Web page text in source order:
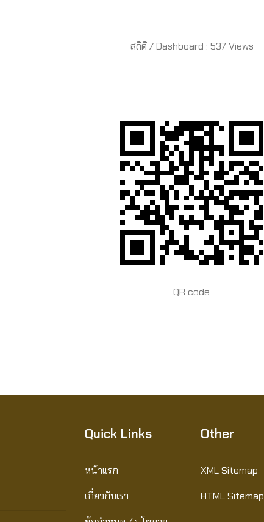
สถิติ / Dashboard : 537 Views
QR code
Quick Links
หน้าแรก
เกี่ยวกับเรา
Other
XML Sitemap
HTML Sitemap